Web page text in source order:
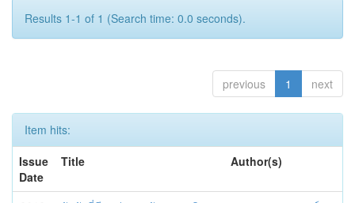
Results 1-1 of 1 (Search time: 0.0 seconds).
previous 1 next
Item hits:
Issue
Date
Title Author(s)